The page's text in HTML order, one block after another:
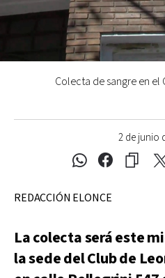
2 de junio
Colecta de sangre en el
REDACCIÓN ELONCE
La colecta será este
la sede del Club de